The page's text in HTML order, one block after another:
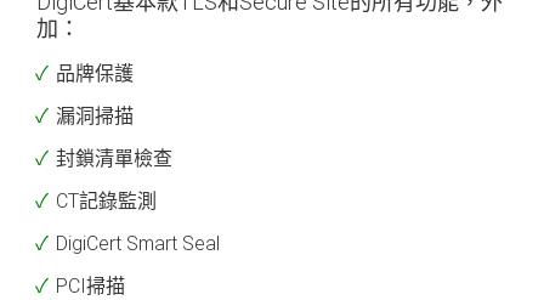
加：
品牌保護
漏洞掃描
封鎖清單檢查
CT記錄監測
DigiCert Smart Seal
PCI掃描